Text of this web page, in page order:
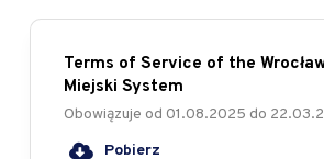
Terms of Service of the
Miejski System
Obowiązuje od 01.08.2025 do
Pobierz